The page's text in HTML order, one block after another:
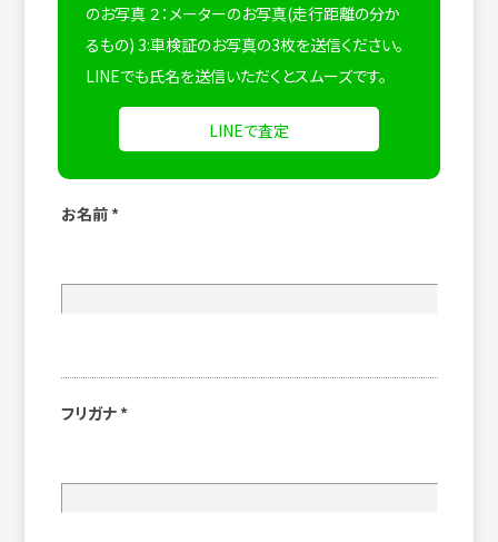
のお写真 ２：メーターのお写真(走行距離の分か
るもの) 3:車検証のお写真の3枚を送信ください。
LINEでも氏名を送信いただくとスムーズです。
LINEで査定
お名前 *
フリガナ *